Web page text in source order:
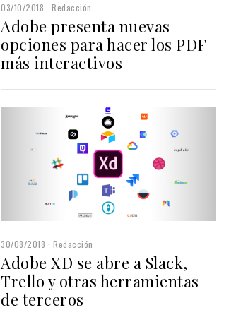
03/10/2018 Redacción
Adobe presenta nuevas
opciones para hacer los PDF
más interactivos
30/08/2018 Redacción
Adobe XD se abre a Slack,
Trello y otras herramientas
de terceros